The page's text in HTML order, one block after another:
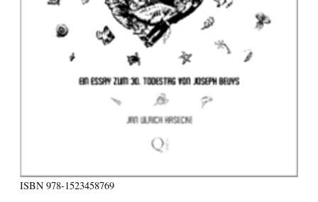
ISBN 978-1523458769